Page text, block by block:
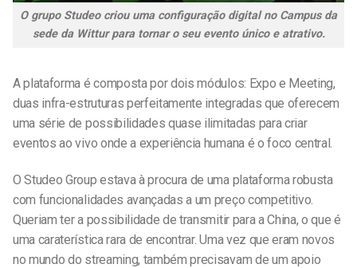
O grupo Studeo criou uma configuração digital no Campus da
sede da Wittur para tornar o seu evento único e atrativo.
A plataforma é composta por dois módulos: Expo e Meeting,
duas infra-estruturas perfeitamente integradas que oferecem
uma série de possibilidades quase ilimitadas para criar
eventos ao vivo onde a experiência humana é o foco central.
O Studeo Group estava à procura de uma plataforma robusta
com funcionalidades avançadas a um preço competitivo.
Queriam ter a possibilidade de transmitir para a China, o que é
uma caraterística rara de encontrar. Uma vez que eram novos
no mundo do streaming, também precisavam de um apoio